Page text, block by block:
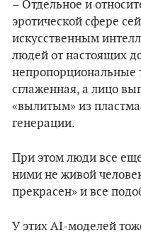
– Отдельное и
эротической сфере
искусственным
людей от настоящих
непропорциональные
сглаженная, а лицо
«вылитым» из
генерации.
При этом люди все
ними не живой
прекрасен» и все
У этих AI-моделей